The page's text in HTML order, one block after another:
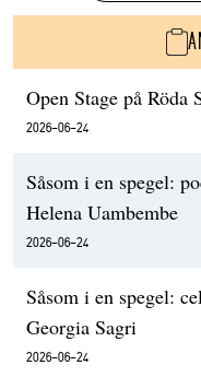
Open Stage på Röda
2026-06-24
Såsom i en spegel:
Helena Uambembe
2026-06-24
Såsom i en spegel:
Georgia Sagri
2026-06-24